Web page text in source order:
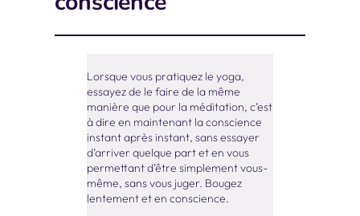
Lorsque vous pratiquez le yoga,
essayez de le faire de la même
manière que pour la méditation, c’est
à dire en maintenant la conscience
instant après instant, sans essayer
d’arriver quelque part et en vous
permettant d’être simplement vous-
même, sans vous juger. Bougez
lentement et en conscience.